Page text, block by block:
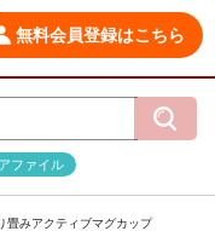
無料会員登録はこちら
ファイル
畳みアクティブマグカップ